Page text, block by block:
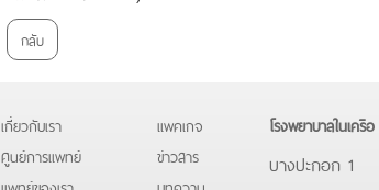
กลับ
เกี่ยวกับเรา
ศูนย์การแพทย์
แพคเกจ
ข่าวสาร
โรงพยาบาลในเครือ
บางปะกอก 1